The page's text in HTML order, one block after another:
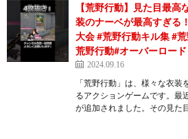
【荒野行動】見た目最
装のナーベが最高すぎ
大会 #荒野行動キル集 #
荒野行動#オーバーロード
2024.09.16
「荒野行動」は、様々な衣
るアクションゲームです。最
が追加されました。その見た